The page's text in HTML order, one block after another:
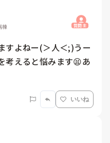
棟 質問主
すよねー(＞人＜;)うー
考えると悩みます😫あ
いいね